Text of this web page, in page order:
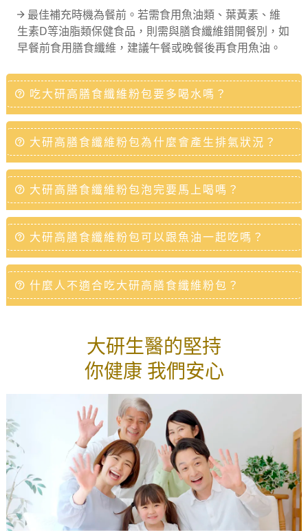
最佳補充時機為餐前。若需食用魚油類、葉黃素、維
生素D等油脂類保健食品，則需與膳食纖維錯開餐別，如
早餐前食用膳食纖維，建議午餐或晚餐後再食用魚油。
吃大研高膳食纖維粉包要多喝水嗎？
大研高膳食纖維粉包為什麼會產生排氣狀況？
大研高膳食纖維粉包泡完要馬上喝嗎？
大研高膳食纖維粉包可以跟魚油一起吃嗎？
什麼人不適合吃大研高膳食纖維粉包？
大研生醫的堅持
你健康 我們安心